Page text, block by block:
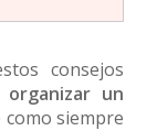
consejos
organizar un
como siempre